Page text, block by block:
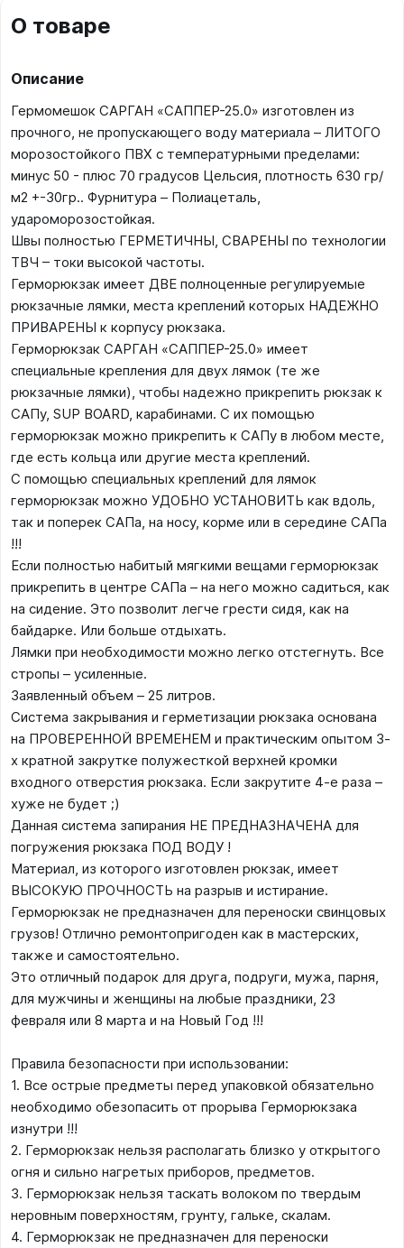
О товаре
Описание
Гермомешок САРГАН «САППЕР-25.0» изготовлен из
прочного, не пропускающего воду материала – ЛИТОГО
морозостойкого ПВХ с температурными пределами:
минус 50 - плюс 70 градусов Цельсия, плотность 630 гр/
м2 +-30гр.. Фурнитура – Полиацеталь,
удароморозостойкая.
Швы полностью ГЕРМЕТИЧНЫ, СВАРЕНЫ по технологии
ТВЧ – токи высокой частоты.
Герморюкзак имеет ДВЕ полноценные регулируемые
рюкзачные лямки, места креплений которых НАДЕЖНО
ПРИВАРЕНЫ к корпусу рюкзака.
Герморюкзак САРГАН «САППЕР-25.0» имеет
специальные крепления для двух лямок (те же
рюкзачные лямки), чтобы надежно прикрепить рюкзак к
САПу, SUP BOARD, карабинами. С их помощью
герморюкзак можно прикрепить к САПу в любом месте,
где есть кольца или другие места креплений.
С помощью специальных креплений для лямок
герморюкзак можно УДОБНО УСТАНОВИТЬ как вдоль,
так и поперек САПа, на носу, корме или в середине САПа
!!!
Если полностью набитый мягкими вещами герморюкзак
прикрепить в центре САПа – на него можно садиться, как
на сидение. Это позволит легче грести сидя, как на
байдарке. Или больше отдыхать.
Лямки при необходимости можно легко отстегнуть. Все
стропы – усиленные.
Заявленный объем – 25 литров.
Система закрывания и герметизации рюкзака основана
на ПРОВЕРЕННОЙ ВРЕМЕНЕМ и практическим опытом 3-
х кратной закрутке полужесткой верхней кромки
входного отверстия рюкзака. Если закрутите 4-е раза –
хуже не будет ;)
Данная система запирания НЕ ПРЕДНАЗНАЧЕНА для
погружения рюкзака ПОД ВОДУ !
Материал, из которого изготовлен рюкзак, имеет
ВЫСОКУЮ ПРОЧНОСТЬ на разрыв и истирание.
Герморюкзак не предназначен для переноски свинцовых
грузов! Отлично ремонтопригоден как в мастерских,
также и самостоятельно.
Это отличный подарок для друга, подруги, мужа, парня,
для мужчины и женщины на любые праздники, 23
февраля или 8 марта и на Новый Год !!!
Правила безопасности при использовании:
1. Все острые предметы перед упаковкой обязательно
необходимо обезопасить от прорыва Герморюкзака
изнутри !!!
2. Герморюкзак нельзя располагать близко у открытого
огня и сильно нагретых приборов, предметов.
3. Герморюкзак нельзя таскать волоком по твердым
неровным поверхностям, грунту, гальке, скалам.
4. Герморюкзак не предназначен для переноски